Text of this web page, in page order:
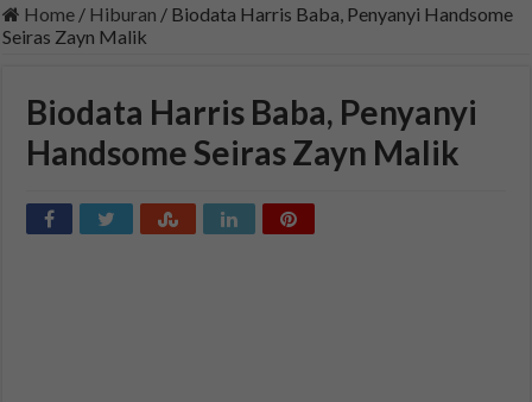
Home / Hiburan / Biodata Harris Baba, Penyanyi Handsome
Seiras Zayn Malik
Biodata Harris Baba, Penyanyi
Handsome Seiras Zayn Malik